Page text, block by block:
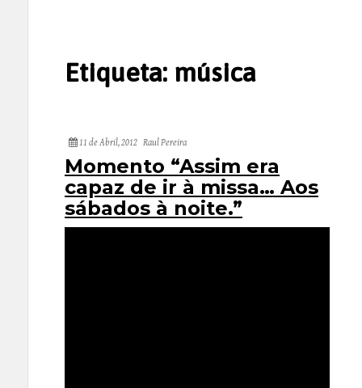
Etiqueta: música
11 de Abril, 2012 Raul Pereira
Momento “Assim era
capaz de ir à missa… Aos
sábados à noite.”